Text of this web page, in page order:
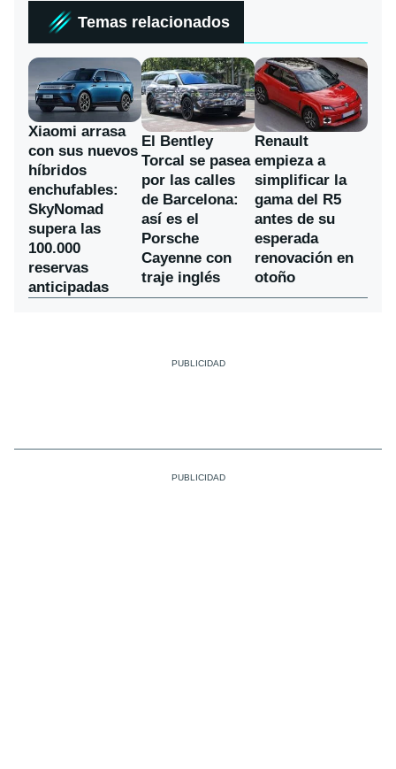
Temas relacionados
Xiaomi arrasa
con sus nuevos
híbridos
enchufables:
SkyNomad
supera las
100.000
reservas
anticipadas
El Bentley
Torcal se pasea
por las calles
de Barcelona:
así es el
Porsche
Cayenne con
traje inglés
Renault
empieza a
simplificar la
gama del R5
antes de su
esperada
renovación en
otoño